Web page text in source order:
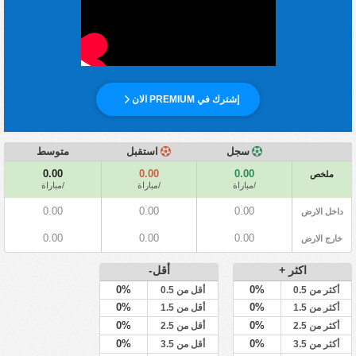
إشترك في PREMIUM الان
سجل استقبل متوسط
ملخص 0.00
/مباراة
0.00
/مباراة
0.00
/مباراة
داخل الارض 0.00
0.00
0.00
خارج الارض 0.00
0.00
0.00
اكثر +
أكثر من 0.5 0%
أكثر من 1.5 0%
أكثر من 2.5 0%
أكثر من 3.5
0%
أقل-
أقل من 0.5 0%
أقل من 1.5 0%
أقل من 2.5 0%
أقل من 3.5
0%